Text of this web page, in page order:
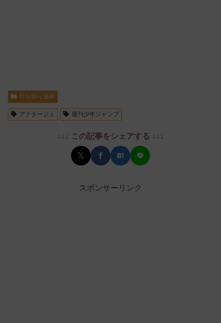
打ち切り漫画
アクタージュ 週刊少年ジャンプ
↓↓↓ この記事をシェアする ↓↓↓
スポンサーリンク